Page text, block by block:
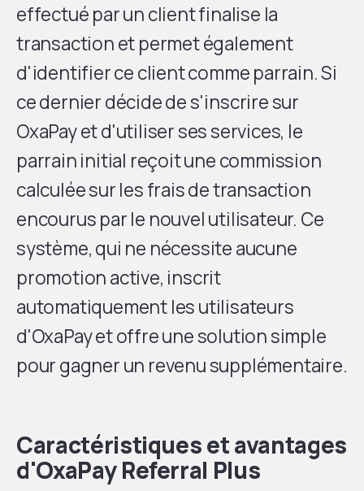
effectué par un client finalise la
transaction et permet également
d'identifier ce client comme parrain. Si
ce dernier décide de s'inscrire sur
OxaPay et d'utiliser ses services, le
parrain initial reçoit une commission
calculée sur les frais de transaction
encourus par le nouvel utilisateur. Ce
système, qui ne nécessite aucune
promotion active, inscrit
automatiquement les utilisateurs
d'OxaPay et offre une solution simple
pour gagner un revenu supplémentaire.
Caractéristiques et avantages
d'OxaPay Referral Plus